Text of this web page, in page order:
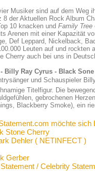
Musiker sind auf dem Weg
8 der Aktuellen Rock Album
10 knacken und Family Tree
Arenen mit einer Kapazität
Def Leppard, Nickelback,
Leuten auf und rockten
Cherry auch bei uns in
- Billy Ray Cyrus - Black
und Schauspieler
Titelfigur. Die
gebrochenen
Blackberry Smoke), ein
möchte sich
Stone Cherry
Dehler ( NETINFECT )
Gerber
/ Celebrity